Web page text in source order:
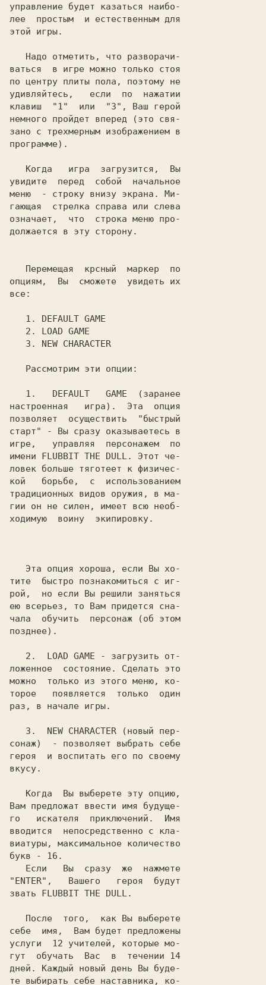
управление будет казаться наибо-
лее  простым  и естественным для
этой игры.
ваться  в игре можно только стоя
по центру плиты пола, поэтому не
удивляйтесь,   если  по  нажатии
клавиш  "1"  или  "3", Ваш герой
немного пройдет вперед (это свя-
зано с трехмерным изображением в
программе).
увидите  перед  собой  начальное
меню  - строку внизу экрана. Ми-
гающая  стрелка справа или слева
означает,  что  строка меню про-
должается в эту сторону.
опциям,  Вы  сможете  увидеть их
все:
1 . DEFAULT GAME
2 . LOAD GAME
3 . NEW CHARACTER
1 . DEFAULT   GAME
  (заранее
настроенная   игра).  Эта  опция
позволяет  осуществить  "быстрый
старт" - Вы сразу оказываетесь в
игре,   управляя  персонажем  по
имени FLUBBIT THE DULL. Этот че-
ловек больше тяготеет к физичес-
кой   борьбе,  с  использованием
традиционных видов оружия, в ма-
гии он не силен, имеет всю необ-
ходимую  воину  экипировку.
тите  быстро познакомиться с иг-
рой,  но если Вы решили заняться
ею всерьез, то Вам придется сна-
чала  обучить  персонаж (об этом
позднее).
2 . LOAD GAME - загрузить от-
ложенное  состояние. Сделать это
можно  только из этого меню, ко-
торое   появляется  только  один
раз, в начале игры.
3 . NEW CHARACTER (новый пер-
сонаж)  - позволяет выбрать себе
героя  и воспитать его по своему
вкусу.
Вам предложат ввести имя будуще-
го   искателя  приключений.  Имя
вводится  непосредственно с кла-
виатуры, максимальное количество
букв - 16.
"ENTER",   Вашего   героя  будут
звать FLUBBIT THE DULL.
себе  имя,  Вам будет предложены
услуги  12 учителей, которые мо-
гут  обучать  Вас  в  течении 14
дней. Каждый новый день Вы буде-
те выбирать себе наставника, ко-